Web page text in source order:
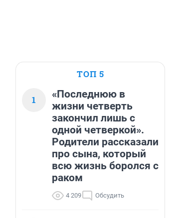
ТОП 5
1
«Последнюю в
жизни четверть
закончил лишь с
одной четверкой».
Родители рассказали
про сына, который
всю жизнь боролся с
раком
4 209 Обсудить